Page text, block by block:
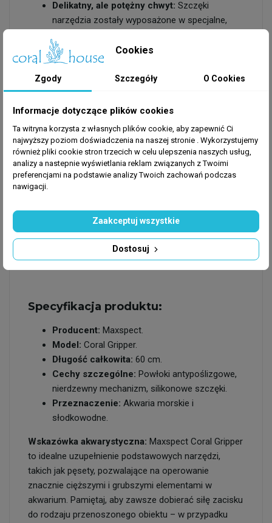
Delikatny, ale potężny chwyt: Szczęki
narzędzia zostały wyposażone w specjalne,
wyślizgiwaniu się śliskich obiektów oraz chronią
delikatną tkankę koralowców przed
zmiażdżeniem czy zarysowaniem.
Optymalny zasięg:
kompromis pomiędzy poręcznością a świetnym
przestawianie korali, wyciąganie upuszczonych
przedmiotów czy dokarmianie zwierząt przy
dnie akwarium.
Wysoki udźwig:Solidna konstrukcja i
pewne i bezpieczne podnoszenie nawet
większych fragmentów żywej skały czy
masywnych koralowców LPS/SPS, z którymi
mniejsze pęsety sobie nie radzą.
Specyfikacja produktu:
Producent: Maxspect.
Model: Coral Gripper.
Długość całkowita: 60 cm.
Cechy szczególne: Powłoki antypoślizgowe,
nierdzewny mechanizm, silikonowe szczęki.
Przeznaczenie: Akwaria morskie i
słodkowodne.
Wskazówka akwarystyczna: Maxspect Coral Gripper
to idealne uzupełnienie podstawowych narzędzi,
takich jak pęsety, pozwalające na operowanie
znacznie cięższymi i grubszymi elementami w
akwarium. Pamiętaj, aby zawsze dobierać siłę zacisku
do rodzaju przenoszonego obiektu – w przypadku
Cookies
Zgody Szczegóły O Cookies
Informacje dotyczące plików cookies
Ta witryna korzysta z własnych plików cookie, aby zapewnić Ci
najwyższy poziom doświadczenia na naszej stronie . Wykorzystujemy
również pliki cookie stron trzecich w celu ulepszenia naszych usług,
analizy a nastepnie wyświetlania reklam związanych z Twoimi
preferencjami na podstawie analizy Twoich zachowań podczas
nawigacji.
Dostosuj
Zaakceptuj wszystkie